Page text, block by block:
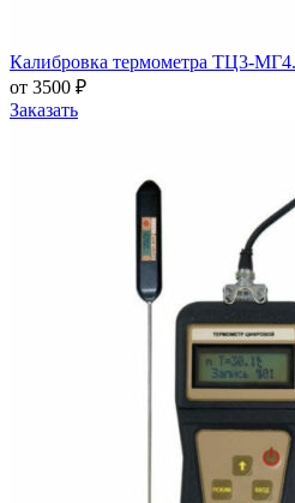
Калибровка термометра ТЦ3-
от 3500 ₽
Заказать